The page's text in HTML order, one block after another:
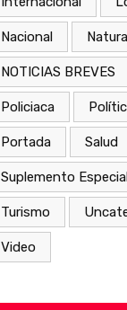
Nacional
NOTICIAS BREVES
Policiaca
Portada Salud
Suplemento
Turismo
Video